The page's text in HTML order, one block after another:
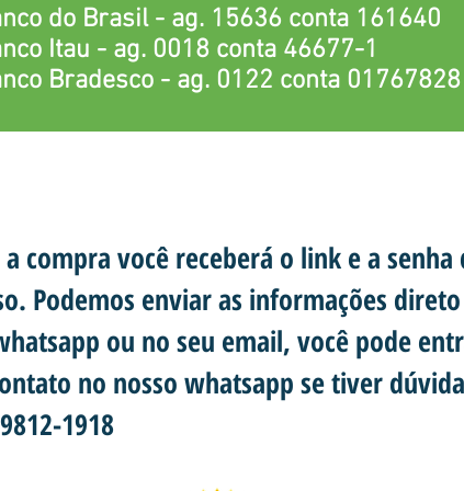
do Brasil - ag. 15636 conta 161640
Itau - ag. 0018 conta 46677-1
Bradesco - ag. 0122 conta 01767828
compra você receberá o link e a senha
Podemos enviar as informações
ou no seu email, você pode
no nosso whatsapp se tiver
1918